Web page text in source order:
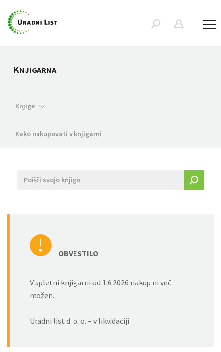
KNJIGARNA
Knjige
Kako nakupovati v knjigarni
OBVESTILO
V spletni knjigarni od 1.6.2026 nakup ni več
možen.
Uradni list d. o. o. – v likvidaciji